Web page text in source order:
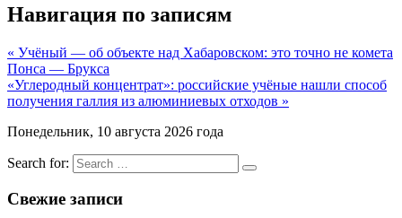
Навигация по записям
« Учёный — об объекте над Хабаровском: это точно не комета
Понса — Брукса
«Углеродный концентрат»: российские учёные нашли способ
получения галлия из алюминиевых отходов »
Понедельник, 10 августа 2026 года
Search for:
Свежие записи